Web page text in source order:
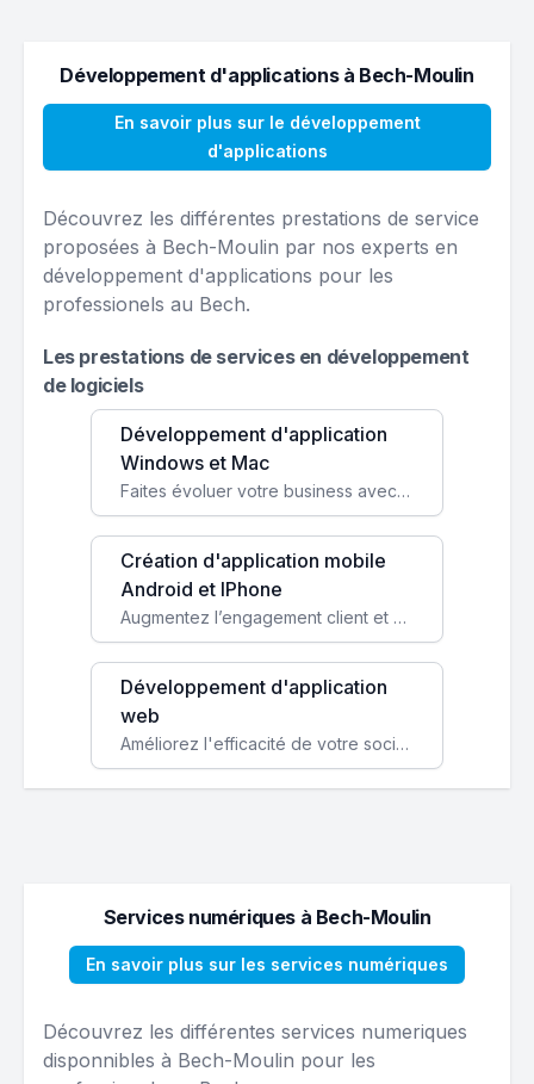
Développement d'applications à Bech-Moulin
En savoir plus sur le développement
d'applications
Découvrez les différentes prestations de service
proposées à Bech-Moulin par nos experts en
développement d'applications pour les
professionels au Bech.
Les prestations de services en développement
de logiciels
Développement d'application
Windows et Mac
Faites évoluer votre business avec des solutions logicielles personnalisées, parfaitement adaptées à vos besoins spécifiques.
Création d'application mobile
Android et IPhone
Augmentez l’engagement client et simplifiez vos processus avec une application mobile sur mesure, disponible sur iOS et Android.
Développement d'application
web
Améliorez l'efficacité de votre société avec une application web personnalisée accessible partout et tout le temps.
Services numériques à Bech-Moulin
En savoir plus sur les services numériques
Découvrez les différentes services numeriques
disponnibles à Bech-Moulin pour les